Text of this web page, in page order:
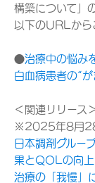
構築について」
以下のURLから
●治療中の悩み
白血病患者の“が
＜関連リリース
※2025年8月
日本調剤グルー
果とQOLの向
治療の「我慢」